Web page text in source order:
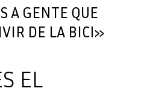
A GENTE QUE
DE LA BICI»
EL